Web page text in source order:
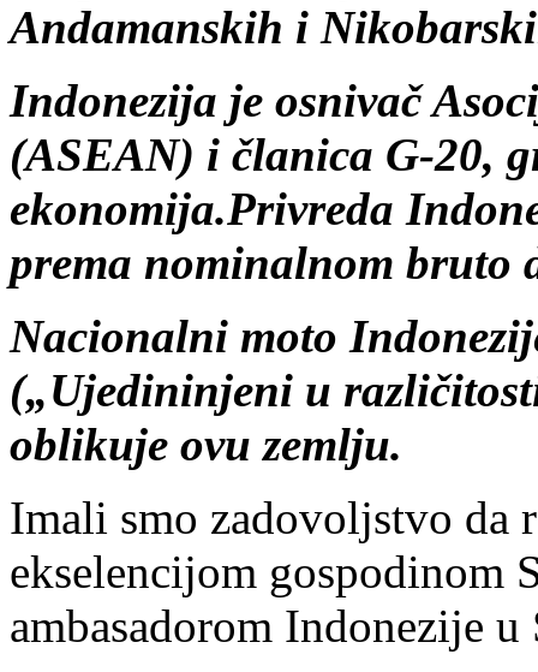
Andamanskih i
Indonezija je osnivač
(ASEAN) i članica G-20,
ekonomija.Privreda
prema nominalnom bruto
Nacionalni moto
(„Ujedininjeni u
oblikuje ovu zemlju.
Imali smo zadovoljstvo da
ekselencijom gospodinom
ambasadorom Indonezije